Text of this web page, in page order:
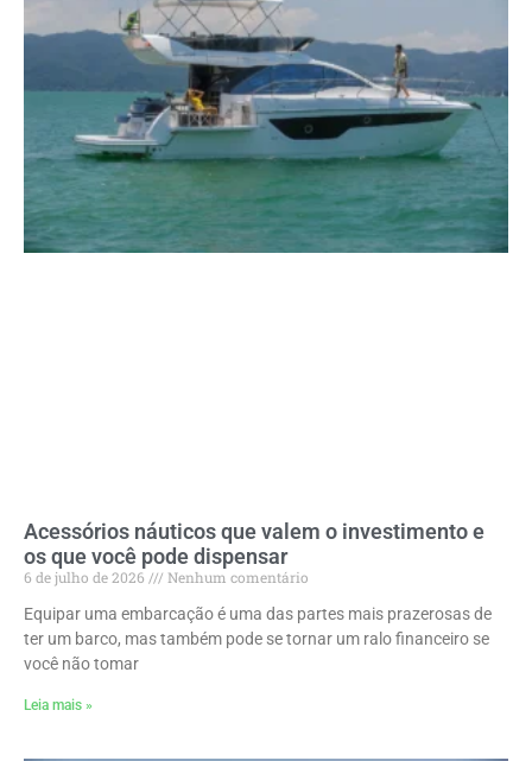
Acessórios náuticos que valem o investimento e
os que você pode dispensar
6 de julho de 2026
Nenhum comentário
Equipar uma embarcação é uma das partes mais prazerosas de
ter um barco, mas também pode se tornar um ralo financeiro se
você não tomar
Leia mais »